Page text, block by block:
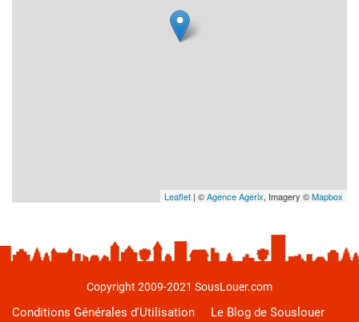
Leaflet | ©Agence Agerix, Imagery ©Mapbox
Copyright 2009-2021 SousLouer.com
Conditions Générales d'Utilisation Le Blog de Souslouer